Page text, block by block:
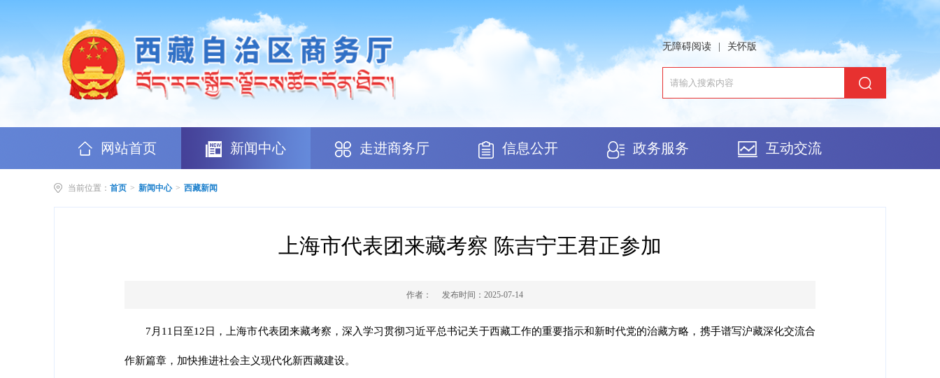
无障碍阅读 关怀版
网站首页 新闻中心 走进商务厅 信息公开 政务服务 互动交流
当前位置： 首页 > 新闻中心 > 西藏新闻
上海市代表团来藏考察 陈吉宁王君正参加
作者： 发布时间： 2025-07-14
7月11日至12日，上海市代表团来藏考察，深入学习贯彻习近平总书记关于西藏工作的重要指示和新时代党的治藏方略，携手谱写沪藏深化交流合
作新篇章，加快推进社会主义现代化新西藏建设。